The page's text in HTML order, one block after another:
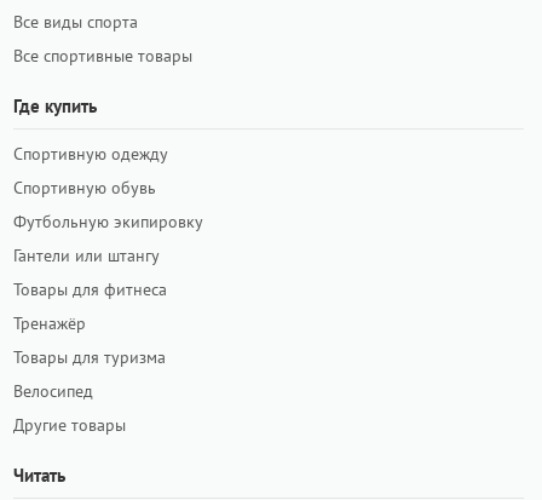
Все виды спорта
Все спортивные товары
Где купить
Спортивную одежду
Спортивную обувь
Футбольную экипировку
Гантели или штангу
Товары для фитнеса
Тренажёр
Товары для туризма
Велосипед
Другие товары
Читать